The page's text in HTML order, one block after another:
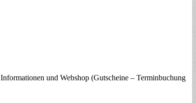
Informationen und Webshop (Gutscheine – Terminbuchung